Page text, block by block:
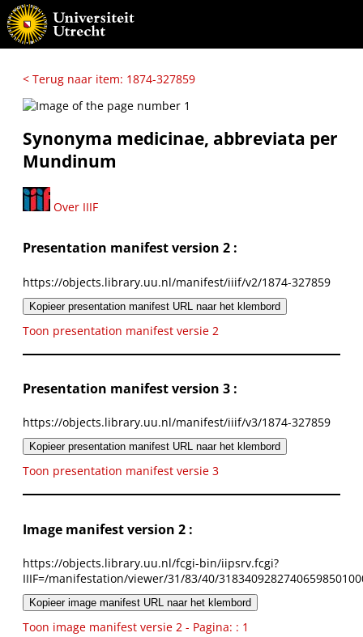
< Terug naar item: 1874-327859
Synonyma medicinae, abbreviata per
Mundinum
Over IIIF
Presentation manifest version 2 :
https://objects.library.uu.nl/manifest/iiif/v2/1874-327859
Kopieer presentation manifest URL naar het klembord
Toon presentation manifest versie 2
Presentation manifest version 3 :
https://objects.library.uu.nl/manifest/iiif/v3/1874-327859
Kopieer presentation manifest URL naar het klembord
Toon presentation manifest versie 3
Image manifest version 2 :
https://objects.library.uu.nl/fcgi-bin/iipsrv.fcgi?
IIIF=/manifestation/viewer/31/83/40/
Kopieer image manifest URL naar het klembord
Toon image manifest versie 2 - Pagina: : 1